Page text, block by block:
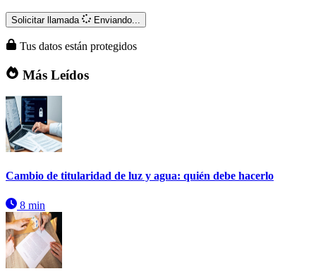
Solicitar llamada Enviando...
Tus datos están protegidos
Más Leídos
Cambio de titularidad de luz y agua: quién debe hacerlo
8 min